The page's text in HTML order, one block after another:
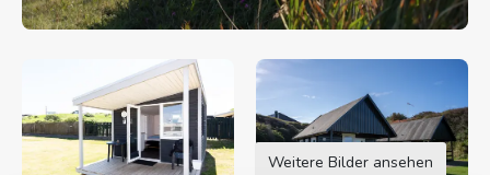
Weitere Bilder ansehen